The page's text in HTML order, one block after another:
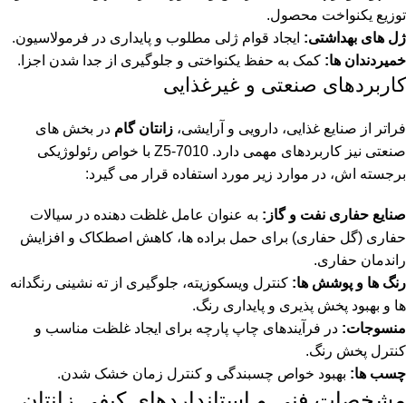
توزیع یکنواخت محصول.
ژل های بهداشتی: ایجاد قوام ژلی مطلوب و پایداری در فرمولاسیون.
خمیردندان ها: کمک به حفظ یکنواختی و جلوگیری از جدا شدن اجزا.
کاربردهای صنعتی و غیرغذایی
فراتر از صنایع غذایی، دارویی و آرایشی، زانتان گام در بخش های
صنعتی نیز کاربردهای مهمی دارد. Z5-7010 با خواص رئولوژیکی
برجسته اش، در موارد زیر مورد استفاده قرار می گیرد:
صنایع حفاری نفت و گاز: به عنوان عامل غلظت دهنده در سیالات
حفاری (گل حفاری) برای حمل براده ها، کاهش اصطکاک و افزایش
راندمان حفاری.
رنگ ها و پوشش ها: کنترل ویسکوزیته، جلوگیری از ته نشینی رنگدانه
ها و بهبود پخش پذیری و پایداری رنگ.
منسوجات: در فرآیندهای چاپ پارچه برای ایجاد غلظت مناسب و
کنترل پخش رنگ.
چسب ها: بهبود خواص چسبندگی و کنترل زمان خشک شدن.